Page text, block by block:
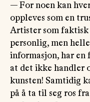
— For noen kan
oppleves som en
Artister som
personlig, men
informasjon, har en
at det ikke handler
kunsten! Samtidig
på å ta til seg ros